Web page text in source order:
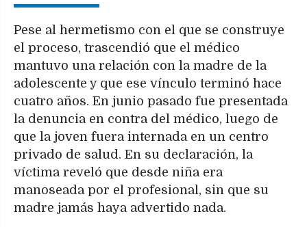
Pese al hermetismo con el que se construye
el proceso, trascendió que el médico
mantuvo una relación con la madre de la
adolescente y que ese vínculo terminó hace
cuatro años. En junio pasado fue presentada
la denuncia en contra del médico, luego de
que la joven fuera internada en un centro
privado de salud. En su declaración, la
víctima reveló que desde niña era
manoseada por el profesional, sin que su
madre jamás haya advertido nada.